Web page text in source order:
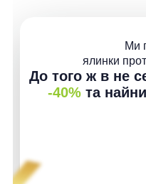
Ми
ялинки
До того ж в не
-40%та